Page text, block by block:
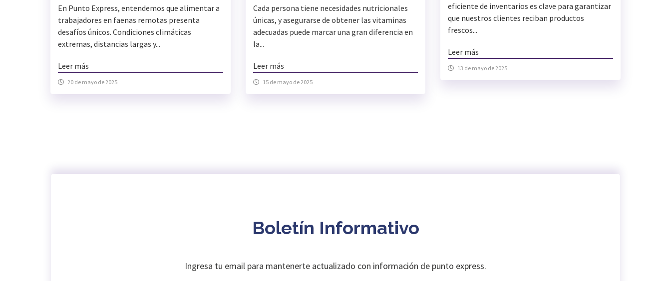
En Punto Express, entendemos que alimentar a
trabajadores en faenas remotas presenta
desafíos únicos. Condiciones climáticas
extremas, distancias largas y...
Leer más
20 de mayo de 2025
Cada persona tiene necesidades nutricionales
únicas, y asegurarse de obtener las vitaminas
adecuadas puede marcar una gran diferencia en
la...
Leer más
15 de mayo de 2025
eficiente de inventarios es clave para garantizar
que nuestros clientes reciban productos
frescos...
Leer más
13 de mayo de 2025
Boletín Informativo
Ingresa tu email para mantenerte actualizado con información de punto express.